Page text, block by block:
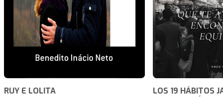
RUY E LOLITA
LOS 19 HÁBITOS